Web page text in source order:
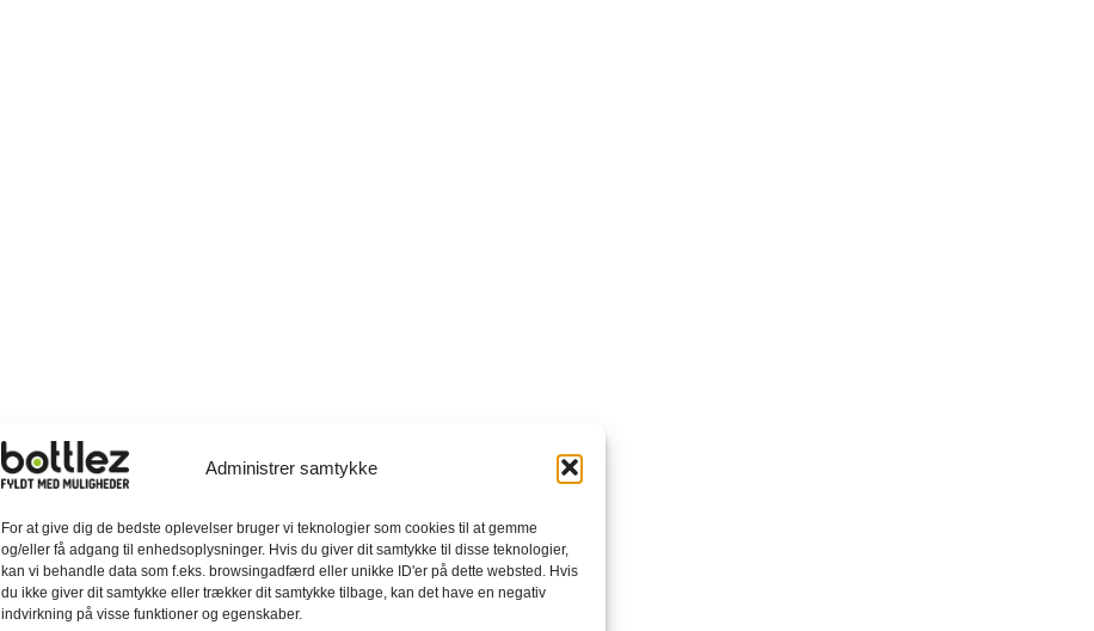
Administrer samtykke
For at give dig de bedste oplevelser bruger vi teknologier som cookies til at gemme
og/eller få adgang til enhedsoplysninger. Hvis du giver dit samtykke til disse teknologier,
kan vi behandle data som f.eks. browsingadfærd eller unikke ID'er på dette websted. Hvis
du ikke giver dit samtykke eller trækker dit samtykke tilbage, kan det have en negativ
indvirkning på visse funktioner og egenskaber.